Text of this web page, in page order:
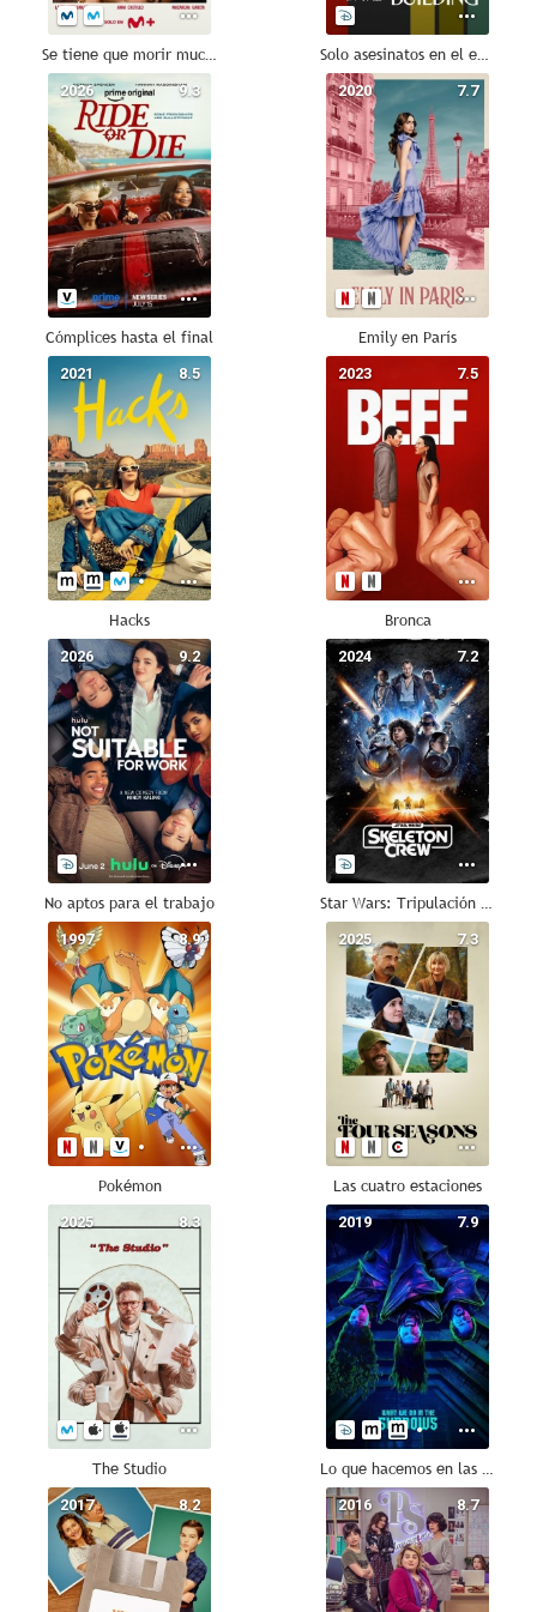
Se tiene que morir mucha gente Solo asesinatos en el edificio
9.3
2026
Cómplices hasta el final
7.7
2020
Emily en París
8.5
2021
Hacks
7.5
2023
Bronca
9.2
2026
No aptos para el trabajo
7.2
2024
Star Wars: Tripulación Perdida
8.9
1997
Pokémon
7.3
2025
Las cuatro estaciones
8.3
2025
The Studio
7.9
2019
Lo que hacemos en las sombras
8.2
2017 8.7
2016